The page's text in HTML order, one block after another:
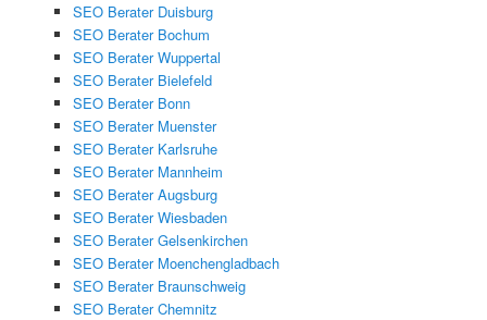
SEO Berater Duisburg
SEO Berater Bochum
SEO Berater Wuppertal
SEO Berater Bielefeld
SEO Berater Bonn
SEO Berater Muenster
SEO Berater Karlsruhe
SEO Berater Mannheim
SEO Berater Augsburg
SEO Berater Wiesbaden
SEO Berater Gelsenkirchen
SEO Berater Moenchengladbach
SEO Berater Braunschweig
SEO Berater Chemnitz